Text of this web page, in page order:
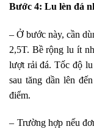
Bước 4: Lu lèn đá
– Ở bước này, cần
2,5T. Bề rộng lu ít
lượt rải đá. Tốc độ
sau tăng dần lên
điểm.
– Trường hợp nếu